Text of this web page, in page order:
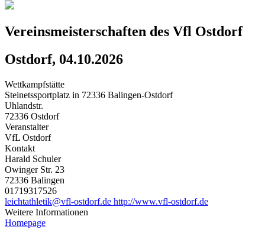
Vereinsmeisterschaften des Vfl Ostdorf
Ostdorf, 04.10.2026
Wettkampfstätte
Steinetssportplatz in 72336 Balingen-Ostdorf
Uhlandstr.
72336 Ostdorf
Veranstalter
VfL Ostdorf
Kontakt
Harald Schuler
Owinger Str. 23
72336 Balingen
01719317526
leichtathletik@vfl-ostdorf.de http://www.vfl-ostdorf.de
Weitere Informationen
Homepage